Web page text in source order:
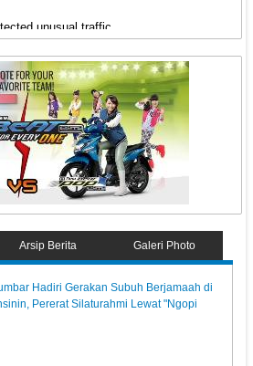
Arsip Berita Galeri Photo
Hadiri Gerakan Subuh Berjamaah di
Pererat Silaturahmi Lewat "Ngopi